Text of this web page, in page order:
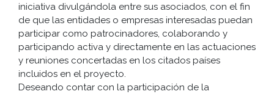
iniciativa divulgándola entre sus asociados, con el fin
de que las entidades o empresas interesadas puedan
participar como patrocinadores, colaborando y
participando activa y directamente en las actuaciones
y reuniones concertadas en los citados países
incluidos en el proyecto.
Deseando contar con la participación de la